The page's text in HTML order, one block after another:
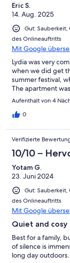
Eric S.
14. Aug. 2025
Gut: Sauberkeit,
des Onlineauftritts
Mit Google
Lydia was very
when we did get
summer festival,
The apartment
Aufenthalt von 4
0
Verifizierte
10/10 –
Yotam G.
23. Juni 2024
Gut: Sauberkeit,
des Onlineauftritts
Mit Google
Quiet and cosy
Best for a family,
of silence is
long day outdoors.